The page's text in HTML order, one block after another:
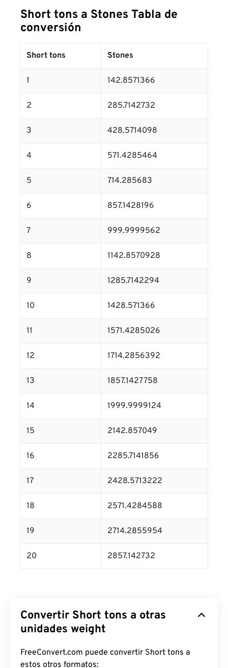
Short tons a Stones Tabla de
conversión
Short tons Stones
1 142.8571366
2 285.7142732
3 428.5714098
4 571.4285464
5 714.285683
6 857.1428196
7 999.9999562
8 1142.8570928
9 1285.7142294
10 1428.571366
11 1571.4285026
12 1714.2856392
13 1857.1427758
14 1999.9999124
15 2142.857049
16 2285.7141856
17 2428.5713222
18 2571.4284588
19 2714.2855954
20 2857.142732
Convertir Short tons a otras
unidades weight
FreeConvert.com puede convertir Short tons a
estos otros formatos: